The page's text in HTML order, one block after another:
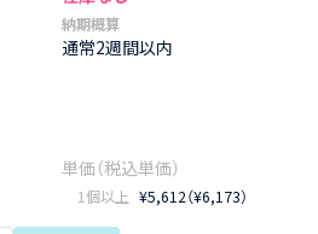
納期概算
通常2週間以内
1個以上 ¥5,612（¥6,173）